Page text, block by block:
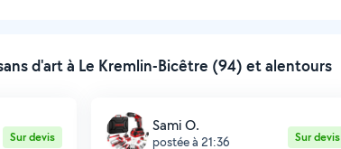
d'art à Le Kremlin-Bicêtre (94) et alentours
Sur devis
Sami O.
postée à 21:36 Sur devis